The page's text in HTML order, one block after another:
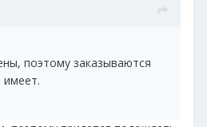
поэтому заказываются
имеет.